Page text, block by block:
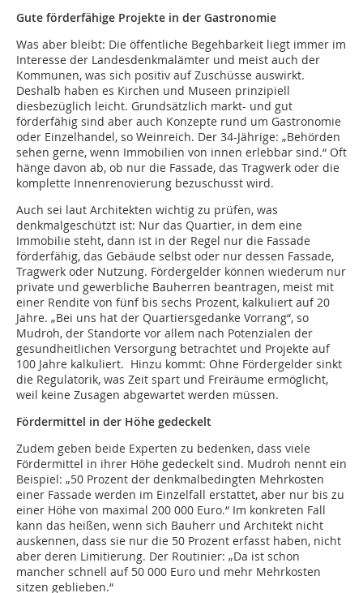
Gute förderfähige Projekte in der Gastronomie
Was aber bleibt: Die öffentliche Begehbarkeit liegt immer im
Interesse der Landesdenkmalämter und meist auch der
Kommunen, was sich positiv auf Zuschüsse auswirkt.
Deshalb haben es Kirchen und Museen prinzipiell
diesbezüglich leicht. Grundsätzlich markt- und gut
förderfähig sind aber auch Konzepte rund um Gastronomie
oder Einzelhandel, so Weinreich. Der 34-Jährige: „Behörden
sehen gerne, wenn Immobilien von innen erlebbar sind.“ Oft
hänge davon ab, ob nur die Fassade, das Tragwerk oder die
komplette Innenrenovierung bezuschusst wird.
Auch sei laut Architekten wichtig zu prüfen, was
denkmalgeschützt ist: Nur das Quartier, in dem eine
Immobilie steht, dann ist in der Regel nur die Fassade
förderfähig, das Gebäude selbst oder nur dessen Fassade,
Tragwerk oder Nutzung. Fördergelder können wiederum nur
private und gewerbliche Bauherren beantragen, meist mit
einer Rendite von fünf bis sechs Prozent, kalkuliert auf 20
Jahre. „Bei uns hat der Quartiersgedanke Vorrang“, so
Mudroh, der Standorte vor allem nach Potenzialen der
gesundheitlichen Versorgung betrachtet und Projekte auf
100 Jahre kalkuliert. Hinzu kommt: Ohne Fördergelder sinkt
die Regulatorik, was Zeit spart und Freiräume ermöglicht,
weil keine Zusagen abgewartet werden müssen.
Fördermittel in der Höhe gedeckelt
Zudem geben beide Experten zu bedenken, dass viele
Fördermittel in ihrer Höhe gedeckelt sind. Mudroh nennt ein
Beispiel: „50 Prozent der denkmalbedingten Mehrkosten
einer Fassade werden im Einzelfall erstattet, aber nur bis zu
einer Höhe von maximal 200 000 Euro.“ Im konkreten Fall
kann das heißen, wenn sich Bauherr und Architekt nicht
auskennen, dass sie nur die 50 Prozent erfasst haben, nicht
aber deren Limitierung. Der Routinier: „Da ist schon
mancher schnell auf 50 000 Euro und mehr Mehrkosten
sitzen geblieben.“